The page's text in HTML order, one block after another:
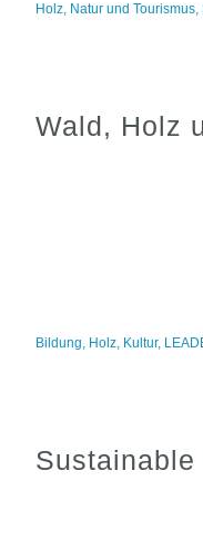
Holz, Natur und Tourismus,
Wald, Holz
Bildung, Holz, Kultur,
Sustainable